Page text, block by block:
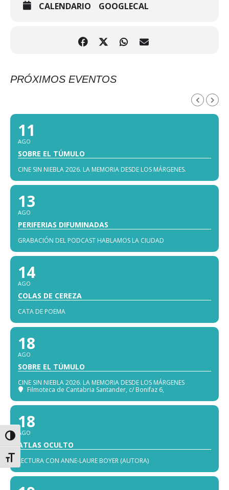
Alternar alto contraste
Alternar tamaño de letra
CALENDARIO GOOGLECAL
PRÓXIMOS EVENTOS
11
AGO
SOBRE EL TÚMULO
CINE SIN NIEBLA 2026. LA MEMORIA DESDE LOS MÁRGENES.
13
AGO
PERIFERIAS DIFUMINADAS
GRABACIÓN DEL PODCAST HABLAMOS LA CIUDAD
14
AGO
COLAS DE CEREZA
CATA DE POEMA
18
AGO
SOBRE EL TÚMULO
CINE SIN NIEBLA 2026. LA MEMORIA DESDE LOS MÁRGENES
Filmoteca de Cantabria Santander, c/ Bonifaz 6,
18
AGO
ATLAS OCULTO
LECTURA CON ANNE-LAURE BOYER (AUTORA)